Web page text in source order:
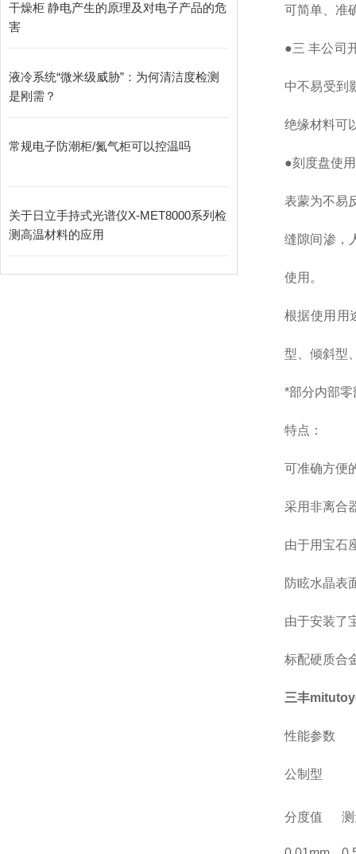
干燥柜 静电产生的原理及对电子产品的危
害
液冷系统“微米级威胁”：为何清洁度检测
是刚需？
常规电子防潮柜/氮气柜可以控温吗
关于日立手持式光谱仪X-MET8000系列检
测高温材料的应用
可简单、准
●三 丰公司
中不易受到
绝缘材料可
●刻度盘使
表蒙为不易
缝隙间渗，
使用。
根据使用用
型、倾斜型
*部分内部
特点：
可准确方便
采用非离合
由于用宝石
防眩水晶表
由于安装了
标配硬质合
三丰
性能参数
公制型
分度值